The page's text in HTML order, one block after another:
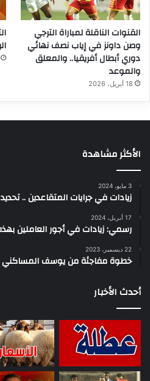
القنوات الناقلة لمباراة الترجي
وصن داونز في إياب نصف نهائي
دوري أبطال أفريقيا.. والمعلق
والموعد
18 أبريل، 2026
الأكثر مشاهدة
3 مايو، 2024
زيادات في جرايات المتقاعدين ..
17 أبريل، 2024
رسمي: زيادات في أجور العاملين
22 ديسمبر، 2023
خطوة مفاجئة من يوسف المساكني
أحدث الأخبار